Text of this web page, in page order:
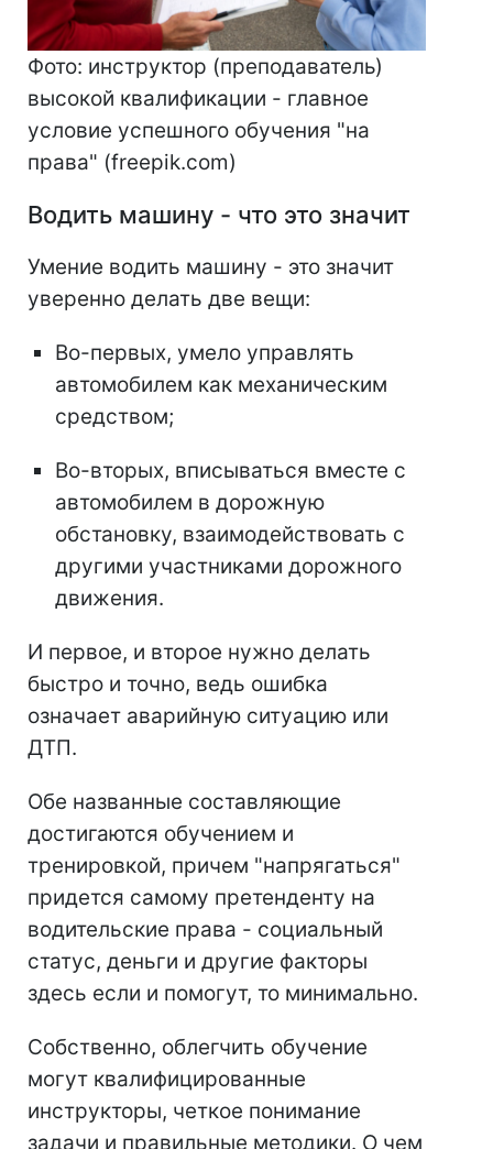
Фото: инструктор (преподаватель)
высокой квалификации - главное
условие успешного обучения "на
права" (freepik.com)
Водить машину - что это значит
Умение водить машину - это значит
уверенно делать две вещи:
Во-первых, умело управлять
автомобилем как механическим
средством;
Во-вторых, вписываться вместе с
автомобилем в дорожную
обстановку, взаимодействовать с
другими участниками дорожного
движения.
И первое, и второе нужно делать
быстро и точно, ведь ошибка
означает аварийную ситуацию или
ДТП.
Обе названные составляющие
достигаются обучением и
тренировкой, причем "напрягаться"
придется самому претенденту на
водительские права - социальный
статус, деньги и другие факторы
здесь если и помогут, то минимально.
Собственно, облегчить обучение
могут квалифицированные
инструкторы, четкое понимание
задачи и правильные методики. О чем